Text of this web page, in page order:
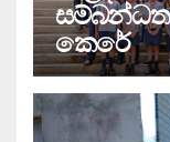
කෙරේ